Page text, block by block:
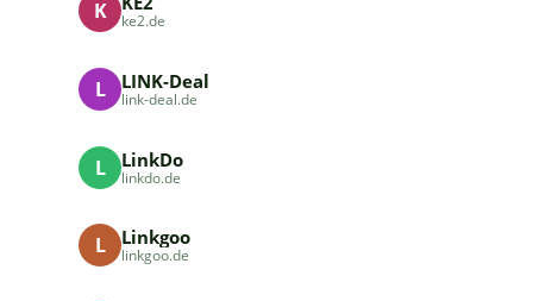
K ke2.de
L LINK-Deal
link-deal.de
L LinkDo
linkdo.de
L Linkgoo
linkgoo.de